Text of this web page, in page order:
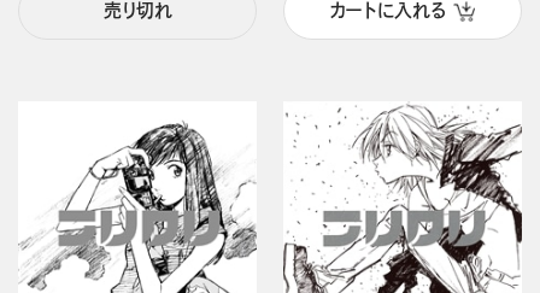
売り切れ カートに入れる